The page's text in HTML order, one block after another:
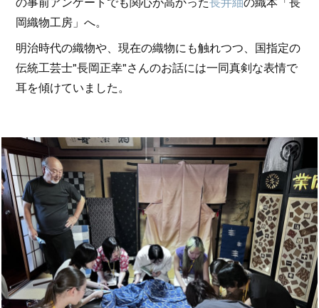
岡織物工房」へ。
明治時代の織物や、現在の織物にも触れつつ、国指定の
伝統工芸士"長岡正幸"さんのお話には一同真剣な表情で
耳を傾けていました。